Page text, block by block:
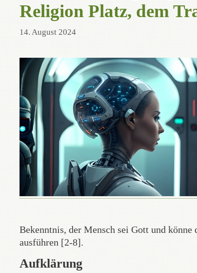
Religion Platz, dem
14. August 2024
Bekenntnis, der Mensch sei Gott und könne
ausführen [2-8].
Aufklärung